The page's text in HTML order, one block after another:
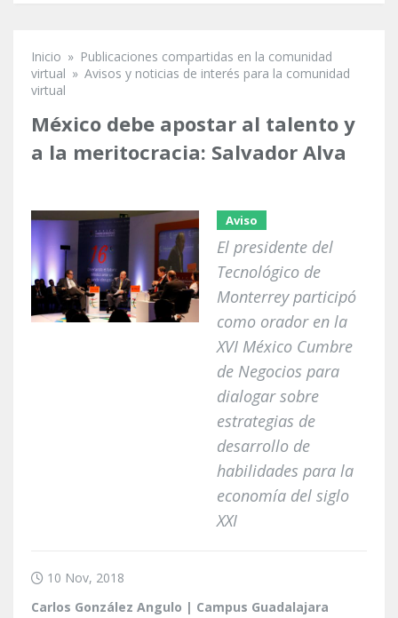
Se encuentra usted aquí
Inicio » Publicaciones compartidas en la comunidad
virtual » Avisos y noticias de interés para la comunidad
virtual
México debe apostar al talento y
a la meritocracia: Salvador Alva
Aviso
El presidente del
Tecnológico de
Monterrey participó
como orador en la
XVI México Cumbre
de Negocios para
dialogar sobre
estrategias de
desarrollo de
habilidades para la
economía del siglo
XXI
10 Nov, 2018
Carlos González Angulo | Campus Guadalajara